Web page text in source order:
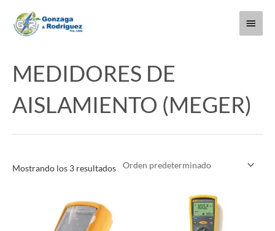
contenido
Menú
MEDIDORES DE
AISLAMIENTO (MEGER)
Mostrando los 3 resultados